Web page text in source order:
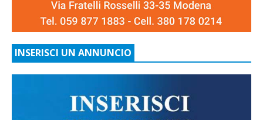
INSERISCI UN ANNUNCIO